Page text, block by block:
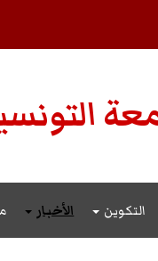
التكوين الأخبار